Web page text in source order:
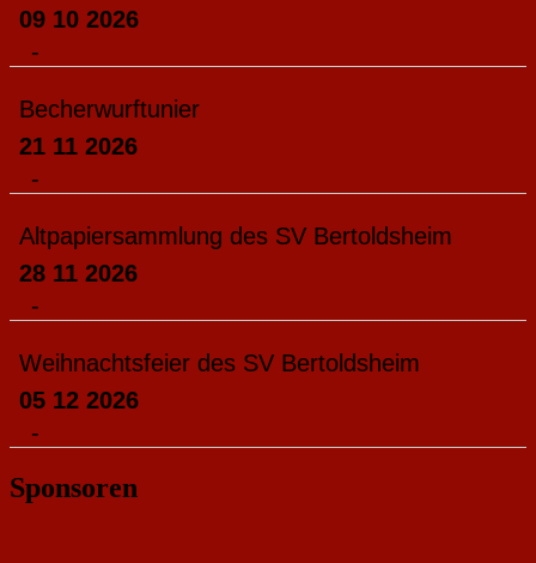
09 10 2026
-
Becherwurftunier
21 11 2026
-
Altpapiersammlung des SV Bertoldsheim
28 11 2026
-
Weihnachtsfeier des SV Bertoldsheim
05 12 2026
-
Sponsoren